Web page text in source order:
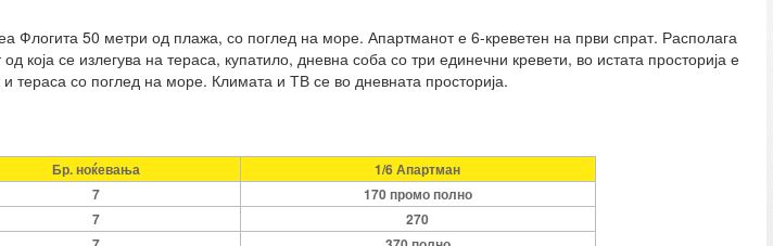
Флогита 50 метри од плажа, со поглед на море. Апартманот е 6-креветен на први спрат. Располага
која се излегува на тераса, купатило, дневна соба со три единечни кревети, во истата просторија е
со поглед на море. Климата и ТВ се во дневната просторија.
Бр. ноќевања
1/6 Апартман
7
170 промо полно
7
270